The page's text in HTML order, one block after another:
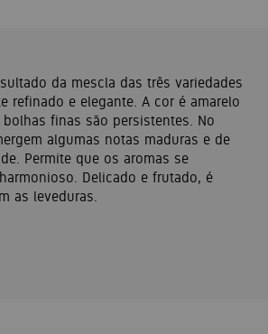
da mescla das três variedades
refinado e elegante. A cor é amarelo
finas são persistentes. No
algumas notas maduras e de
Permite que os aromas se
Delicado e frutado, é
as leveduras.